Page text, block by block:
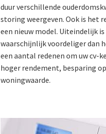
duur verschillende
storing weergeven. Ook is het
een nieuw model. Uiteindelijk
waarschijnlijk voordeliger dan
een aantal redenen om uw cv-
hoger rendement, besparing
woningwaarde.